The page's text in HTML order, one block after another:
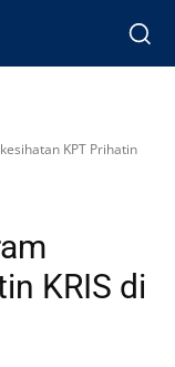
KPT Prihatin
KRIS di